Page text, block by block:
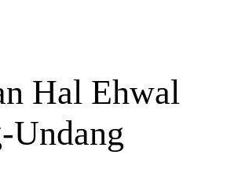
Hal Ehwal
Undang